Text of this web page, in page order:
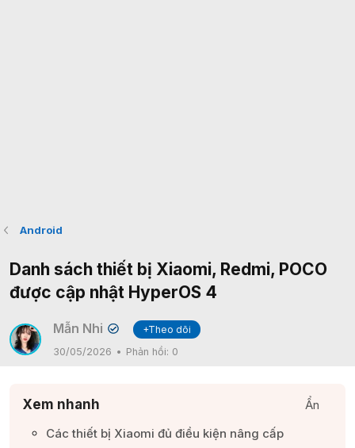
Android
Danh sách thiết bị Xiaomi, Redmi, POCO
được cập nhật HyperOS 4
Mẫn Nhi ✔
+Theo dõi
30/05/2026
Phản hồi: 0
Xem nhanh
Ẩn
Các thiết bị Xiaomi đủ điều kiện nâng cấp​